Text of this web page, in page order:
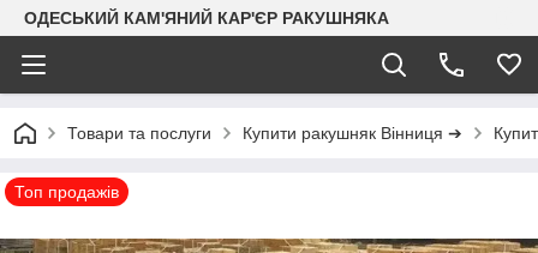
ОДЕСЬКИЙ КАМ'ЯНИЙ КАР'ЄР РАКУШНЯКА
Товари та послуги Купити ракушняк Вінниця ➔
Топ продажів